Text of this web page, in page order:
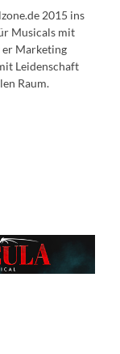
2015 ins
Musicals mit
er Marketing
Leidenschaft
Raum.